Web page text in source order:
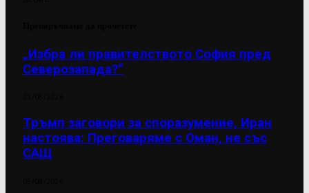
„Избра ли правителството София пред
Северозапада?“
Тръмп заговори за споразумение, Иран
настоява: Преговаряме с Оман, не със
САЩ